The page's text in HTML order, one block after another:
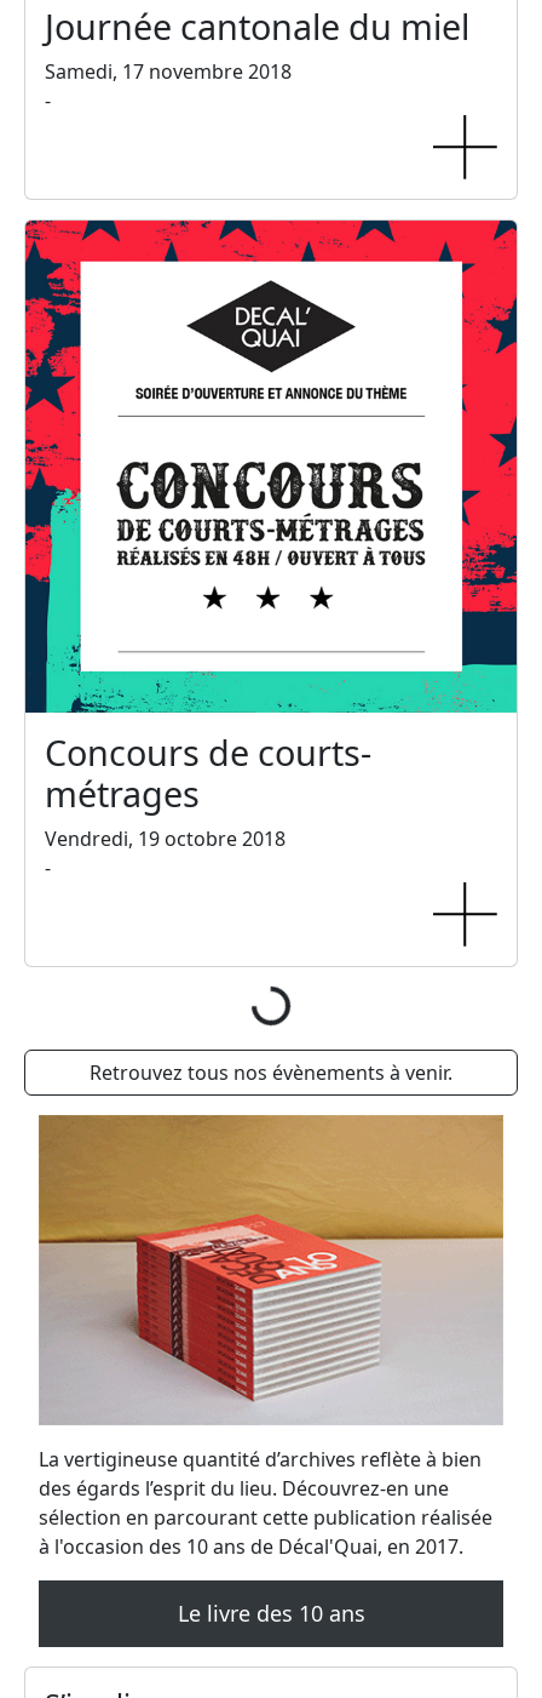
La vertigineuse quantité d’archives reflète à bien
des égards l’esprit du lieu. Découvrez-en une
sélection en parcourant cette publication réalisée
à l'occasion des 10 ans de Décal'Quai, en 2017.
Le livre des 10 ans
Journée cantonale du miel
Samedi, 17 novembre 2018
-
Concours de courts-
métrages
Vendredi, 19 octobre 2018
-
Chargement...
Retrouvez tous nos évènements à venir.